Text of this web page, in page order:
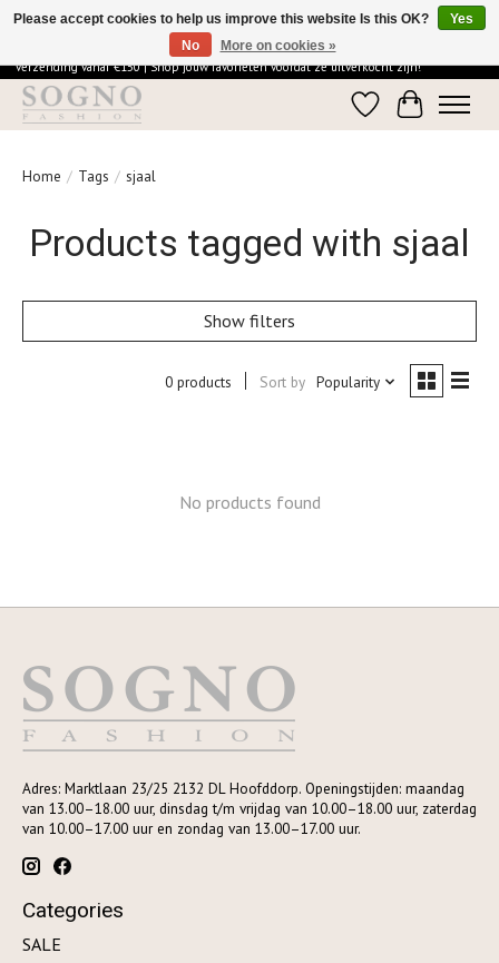
Ontdek de elegantie van SOGNO Fashion | Vandaag besteld = morgen in huis | Gratis
verzending vanaf €150 | Shop jouw favorieten voordat ze uitverkocht zijn!
WishlistCart
Home / Tags / sjaal
Products tagged with sjaal
Show filters
0 products Sort by Popularity
No products found
Adres: Marktlaan 23/25 2132 DL Hoofddorp. Openingstijden: maandag
van 13.00–18.00 uur, dinsdag t/m vrijdag van 10.00–18.00 uur, zaterdag
van 10.00–17.00 uur en zondag van 13.00–17.00 uur.
Categories
SALE
Please accept cookies to help us improve this website Is this OK?
Yes
No
More on cookies »